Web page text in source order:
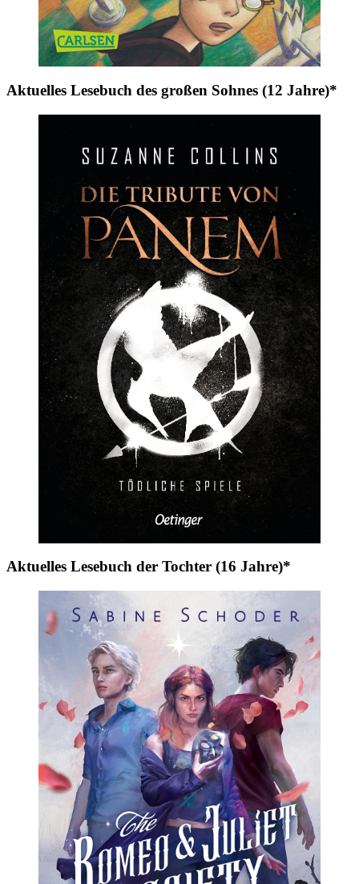
Aktuelles Lesebuch des großen Sohnes (12 Jahre)*
Aktuelles Lesebuch der Tochter (16 Jahre)*